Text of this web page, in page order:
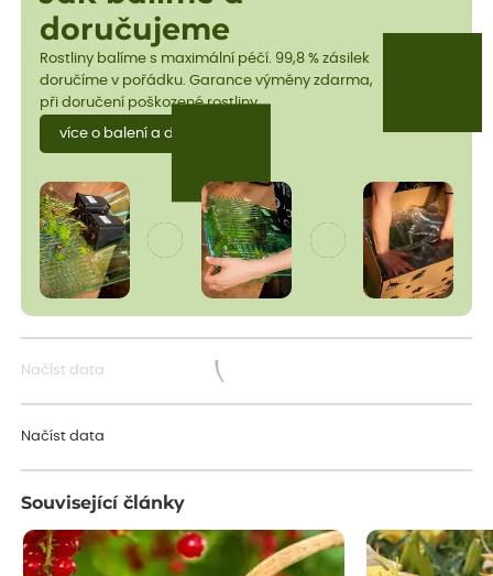
doručujeme
Rostliny balíme s maximální péčí. 99,8 % zásilek
doručíme v pořádku. Garance výměny zdarma,
při doručení poškozené rostliny.
více o balení a dopravě
Načíst data
Načíst data
Související články